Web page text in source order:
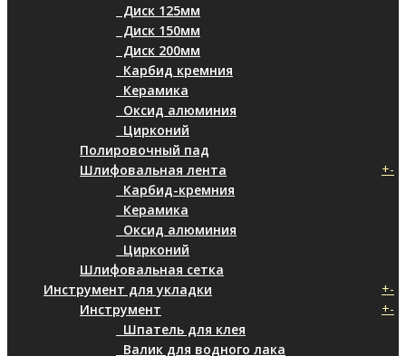
Диск 125мм
Диск 150мм
Диск 200мм
Карбид кремния
Керамика
Оксид алюминия
Цирконий
Полировочный пад
Шлифовальная лента
+-
Карбид-кремния
Керамика
Оксид алюминия
Цирконий
Шлифовальная сетка
Инструмент для укладки
+-
Инструмент
+-
Шпатель для клея
Валик для водного лака